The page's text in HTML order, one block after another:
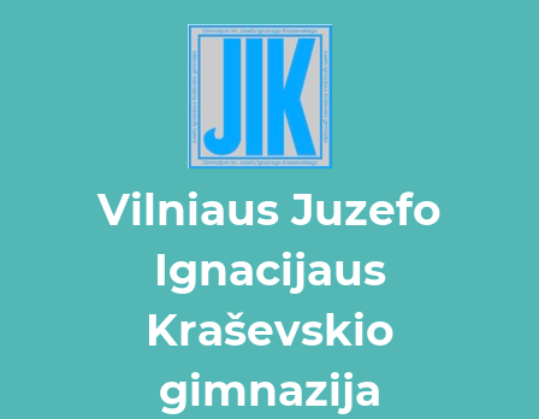
Vilniaus Juzefo
Ignacijaus
Kraševskio
gimnazija